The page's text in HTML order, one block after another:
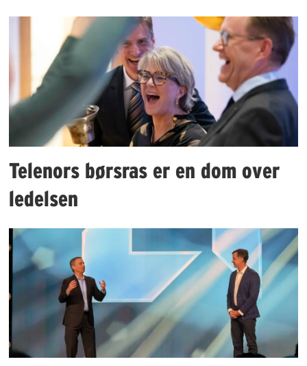
Telenors børsras er en dom over
ledelsen